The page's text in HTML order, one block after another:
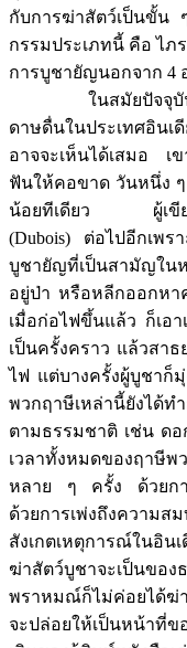
กับการฆ่าสัตว์เป็นขั้น
กรรมประเภทนี้ คือ ไภ
การบูชายัญนอกจาก 4
ในสมัยปัจจุบัน กา
ดาษดื่นในประเทศอิน
อาจจะเห็นได้เสมอ เ
ฟันให้คอขาด วันหนึ่ง ๆ
น้อยทีเดียว ผู้เขียน
(Dubois) ต่อไปอีกเพร
บูชายัญที่เป็นสามัญใน
อยู่ป่า หรือหลีกออกหา
เมื่อก่อไฟขึ้นแล้ว ก็เอ
เป็นครั้งคราว แล้วสา
ไฟ แต่บางครั้งผู้บูชาก็
พวกฤาษีเหล่านี้ยังได้
ตามธรรมชาติ เช่น ด
เวลาทั้งหมดของฤา
หลาย ๆ ครั้ง ด้วยกา
ด้วยการเพ่งถึงควา
สังเกตเหตุการณ์ในอิน
ฆ่าสัตว์บูชาจะเป็น
พราหมณ์ก็ไม่ค่อยได้ฆ่
จะปล่อยให้เป็นหน้า